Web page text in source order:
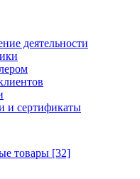
деятельности
и сертификаты
товары [32]